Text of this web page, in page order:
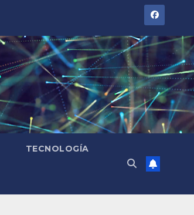
TECNOLOGÍA